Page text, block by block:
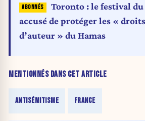
MENTIONNÉS DANS CET ARTICLE
ANTISÉMITISME FRANCE
Toronto : le festival
accusé de protéger les « droits
d’auteur » du Hamas